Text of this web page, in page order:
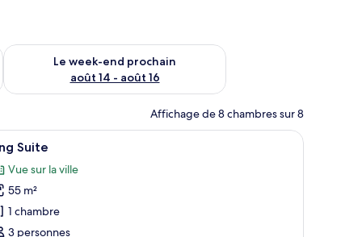
août 7 - août 9
Le week-end prochain
août 14 - août 16
Vérifier la disponibilité pour le week-end prochain août 14 -
Affichage de 8 chambres sur 8
basse.
lit en bois, un banc, deux lampes de chevet et une peinture abstraite aux
Un salon moderne avec un canapé, des
9 Suite
Vue sur la ville
55 m²
1 chambre
3 personnes